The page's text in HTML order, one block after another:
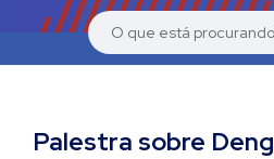
Palestra sobre